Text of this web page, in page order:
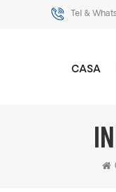
Tel &
CASA